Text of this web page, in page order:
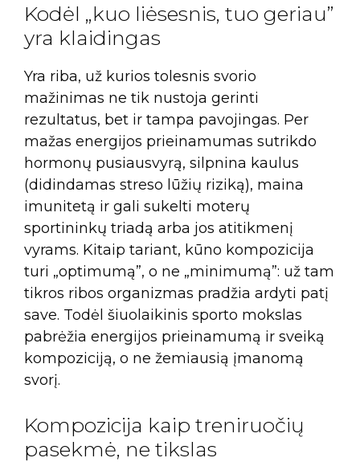
Kodėl „kuo liėsesnis, tuo geriau”
yra klaidingas
Yra riba, už kurios tolesnis svorio
mažinimas ne tik nustoja gerinti
rezultatus, bet ir tampa pavojingas. Per
mažas energijos prieinamumas sutrikdo
hormonų pusiausvyrą, silpnina kaulus
(didindamas streso lūžių riziką), maina
imunitetą ir gali sukelti moterų
sportininkų triadą arba jos atitikmenį
vyrams. Kitaip tariant, kūno kompozicija
turi „optimumą”, o ne „minimumą”: už tam
tikros ribos organizmas pradžia ardyti patį
save. Todėl šiuolaikinis sporto mokslas
pabrėžia energijos prieinamumą ir sveiką
kompoziciją, o ne žemiausią įmanomą
svorį.
Kompozicija kaip treniruočių
pasekmė, ne tikslas